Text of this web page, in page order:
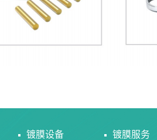
镀膜设备 镀膜服务